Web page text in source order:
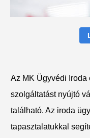
Az MK Ügyvédi Iroda
szolgáltatást nyújtó
található. Az iroda
tapasztalatukkal